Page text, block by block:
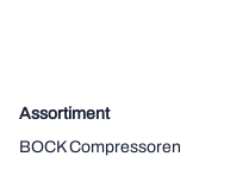
Assortiment
BOCK Compressoren